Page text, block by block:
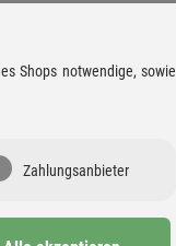
Shops notwendige, sowie
Zahlungsanbieter